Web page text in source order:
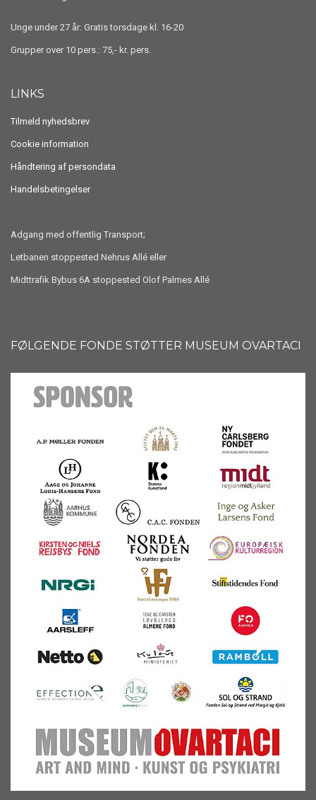
Unge under 27 år: Gratis torsdage kl. 16-20
Grupper over 10 pers.: 75,- kr. pers.
LINKS
Tilmeld nyhedsbrev
Cookie information
Håndtering af persondata
Handelsbetingelser
Adgang med offentlig Transport;
Letbanen stoppested Nehrus Allé eller
Midttrafik Bybus 6A stoppested Olof Palmes Allé
FØLGENDE FONDE STØTTER MUSEUM OVARTACI